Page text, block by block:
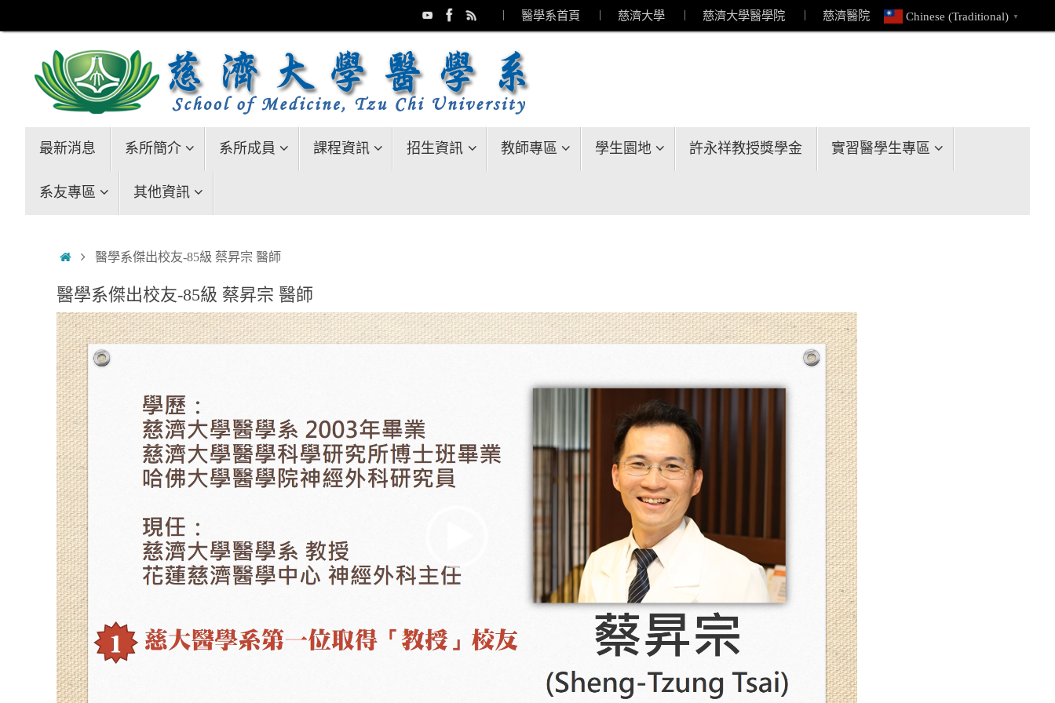
to
︱ 醫學系首頁 ︱ 慈濟大學 ︱ 慈濟大學醫學院 ︱ 慈濟醫院 Chinese (Traditional) ▼
最新消息 系所簡介 系所成員 課程資訊 招生資訊 教師專區 學生園地 許永祥教授獎學金 實習醫學生專區
系友專區 其他資訊
Home醫學系傑出校友-85級 蔡昇宗 醫師
醫學系傑出校友-85級 蔡昇宗 醫師
視
訊
播
放
器